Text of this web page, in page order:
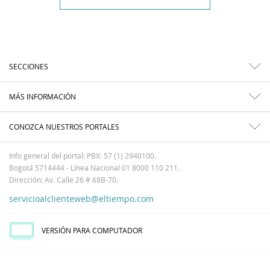
SECCIONES
MÁS INFORMACIÓN
CONOZCA NUESTROS PORTALES
Info general del portal: PBX: 57 (1) 2940100.
Bogotá 5714444 - Línea Nacional 01 8000 110 211.
Dirección: Av. Calle 26 # 68B-70.
servicioalclienteweb@eltiempo.com
VERSIÓN PARA COMPUTADOR